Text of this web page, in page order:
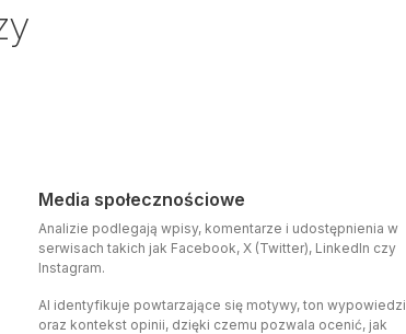
Media społecznościowe
Analizie podlegają wpisy, komentarze i udostępnienia w
serwisach takich jak Facebook, X (Twitter), LinkedIn czy
Instagram.
AI identyfikuje powtarzające się motywy, ton wypowiedzi
oraz kontekst opinii, dzięki czemu pozwala ocenić, jak